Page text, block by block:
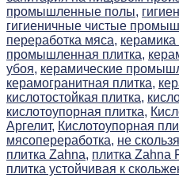
промышленные полы,
гигиеничные чистые
переработка мяса, керамика
промышленная плитка,
убоя, керамические
керамогранитная плитка,
кислотостойкая плитка,
кислотоупорная плитка,
Аргелит, Кислотоупорная
мясопереработка, не
плитка Zahna, плитка Zahna
плитка устойчивая к